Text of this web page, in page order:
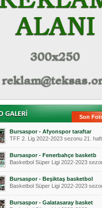
Son
Bursaspor - Afyonspor taraftar
TFF 2. Lig 2022-2023 sezonu 21.
Bursaspor - Fenerbahçe basketb
Basketbol Süper Ligi 2022-2023
Bursaspor - Beşiktaş basketbol
Basketbol Süper Ligi 2022-2023
Bursaspor - Galatasaray basket